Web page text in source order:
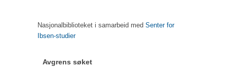
Nasjonalbiblioteket i samarbeid med Senter for
Ibsen-studier
Avgrens søket